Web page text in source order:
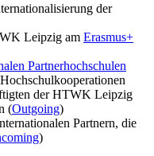
der
Leipzig am Erasmus+
Partnerhochschulen
der HTWK Leipzig
(Outgoing)
Partnern, die
)